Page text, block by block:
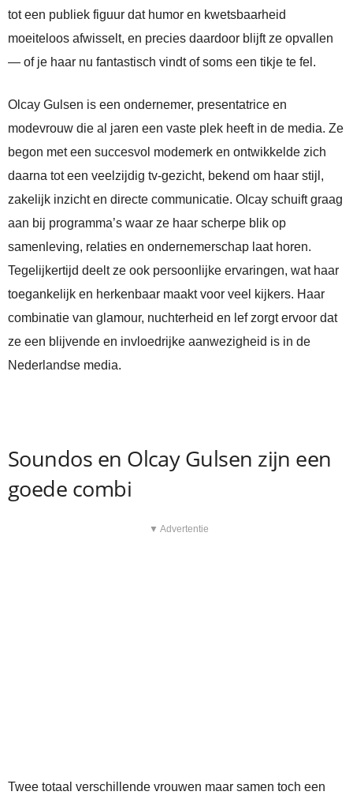
tot een publiek figuur dat humor en kwetsbaarheid
moeiteloos afwisselt, en precies daardoor blijft ze opvallen
— of je haar nu fantastisch vindt of soms een tikje te fel.
Olcay Gulsen is een ondernemer, presentatrice en
modevrouw die al jaren een vaste plek heeft in de media. Ze
begon met een succesvol modemerk en ontwikkelde zich
daarna tot een veelzijdig tv-gezicht, bekend om haar stijl,
zakelijk inzicht en directe communicatie. Olcay schuift graag
aan bij programma’s waar ze haar scherpe blik op
samenleving, relaties en ondernemerschap laat horen.
Tegelijkertijd deelt ze ook persoonlijke ervaringen, wat haar
toegankelijk en herkenbaar maakt voor veel kijkers. Haar
combinatie van glamour, nuchterheid en lef zorgt ervoor dat
ze een blijvende en invloedrijke aanwezigheid is in de
Nederlandse media.
Soundos en Olcay Gulsen zijn een
goede combi
▼ Advertentie
Twee totaal verschillende vrouwen maar samen toch een